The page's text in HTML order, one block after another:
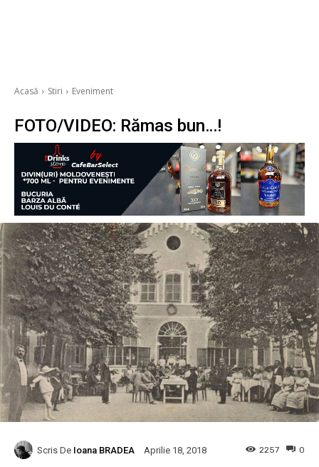
Acasă Stiri Eveniment
FOTO/VIDEO: Rămas bun…!
Scris De Ioana BRADEA Aprilie 18, 2018 0
2257